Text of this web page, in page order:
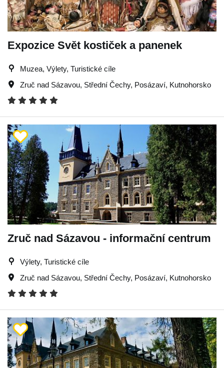
Expozice Svět kostiček a panenek
Muzea, Výlety, Turistické cíle
Zruč nad Sázavou, Střední Čechy, Posázaví, Kutnohorsko
Zruč nad Sázavou - informační centrum
Výlety, Turistické cíle
Zruč nad Sázavou, Střední Čechy, Posázaví, Kutnohorsko